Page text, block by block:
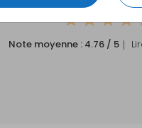
Note moyenne : 4.76 / 5 ｜